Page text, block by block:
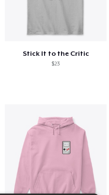
Stick It to the Critic
$23